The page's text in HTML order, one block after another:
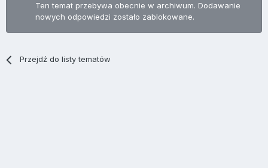
Ten temat przebywa obecnie w archiwum. Dodawanie
nowych odpowiedzi zostało zablokowane.
Przejdź do listy tematów